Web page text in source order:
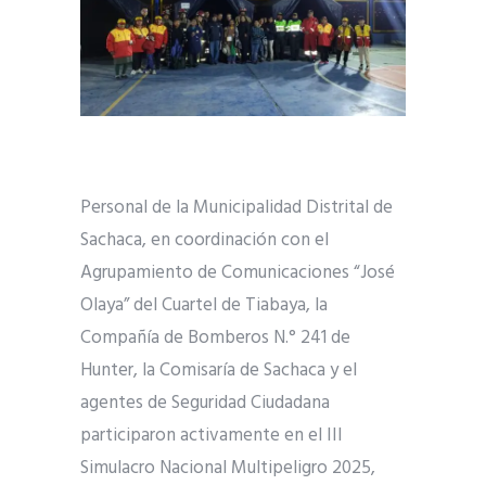
Personal de la Municipalidad Distrital de
Sachaca, en coordinación con el
Agrupamiento de Comunicaciones “José
Olaya” del Cuartel de Tiabaya, la
Compañía de Bomberos N.° 241 de
Hunter, la Comisaría de Sachaca y el
agentes de Seguridad Ciudadana
participaron activamente en el III
Simulacro Nacional Multipeligro 2025,